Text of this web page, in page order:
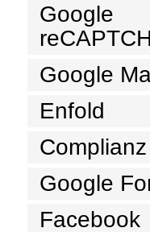
Google
Google
Enfold
Complianz
Google
Facebook